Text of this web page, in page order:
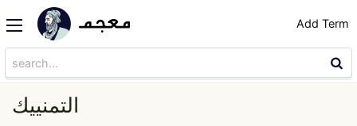
Add Term
التمنييك